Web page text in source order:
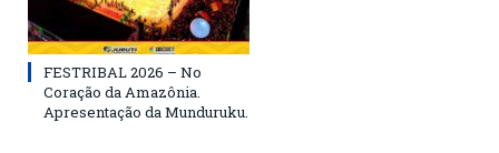
FESTRIBAL 2026 – No
Coração da Amazônia.
Apresentação da Munduruku.